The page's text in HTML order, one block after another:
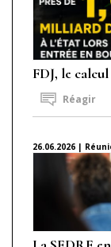
FDJ, le
Réagir
26.06.2026 |